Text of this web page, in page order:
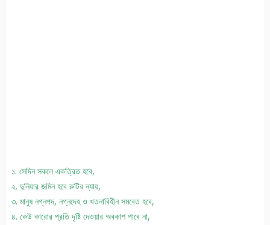
১. সেদিন সকলে একত্রিত হবে,
২. দুনিয়ার জমিন হবে রুটির ন্যায়,
৩. মানুষ নগ্নপদ, নগ্নদেহ ও খতনাবিহীন সমবেত হবে,
৪. কেউ কারোর প্রতি দৃষ্টি দেওয়ার অবকাশ পাবে না,